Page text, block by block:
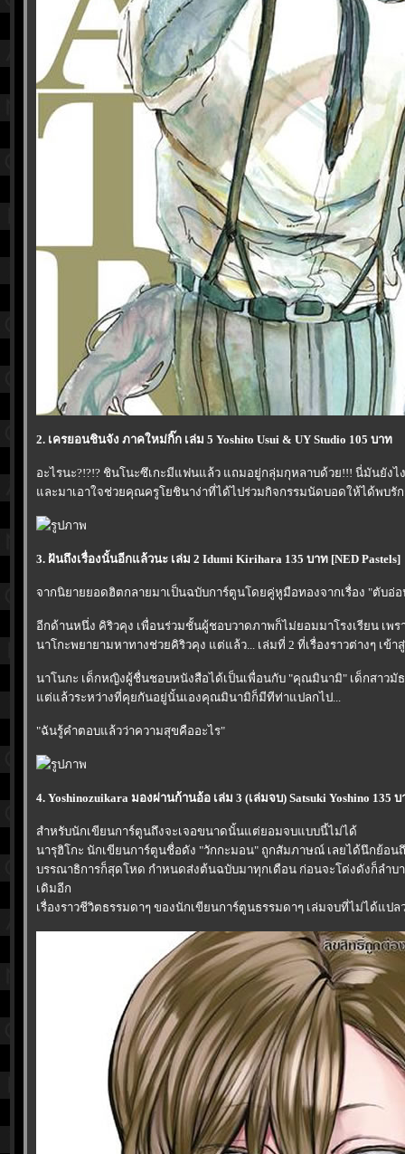
2. เครยอนชินจัง ภาคใหม่กิ๊ก เล่ม 5 Yoshito Usui & UY Studio 105 บาท
อะไรนะ?!?!? ชินโนะซึเกะมีแฟนแล้ว แถมอยู่กลุ่มกุหลาบด้วย!!! นี่มันยังไ
ละมาเอาใจช่วยคุณครูโยชินาง่าที่ได้ไปร่วมกิจกรรมนัดบอดให้ได้พบรั
3. ฝันถึงเรื่องนั้นอีกแล้วนะ เล่ม 2 Idumi Kirihara 135 บาท [NED Pastels]
จากนิยายยอดฮิตกลายมาเป็นฉบับการ์ตูนโดยคู่หูมือทองจากเรื่อง "ตับอ่
อีกด้านหนึ่ง คิริวคุง เพื่อนร่วมชั้นผู้ชอบวาดภาพก็ไม่ยอมมาโรงเรียน เพ
นาโกะพยายามหาทางช่วยคิริวคุง แต่แล้ว... เล่มที่ 2 ที่เรื่องราวต่างๆ เข้
นาโนกะ เด็กหญิงผู้ชื่นชอบหนังสือได้เป็นเพื่อนกับ "คุณมินามิ" เด็กสาว
ต่แล้วระหว่างที่คุยกันอยู่นั้นเองคุณมินามิก็มีทีท่าแปลกไป...
"ฉันรู้คำตอบแล้วว่าความสุขคืออะไร"
4. Yoshinozuikara มองผ่านก้านอ้อ เล่ม 3 (เล่มจบ) Satsuki Yoshino 135 บ
สำหรับนักเขียนการ์ตูนถึงจะเจอขนาดนั้นแต่ยอมจบแบบนี้ไม่ได้
นารุฮิโกะ นักเขียนการ์ตูนชื่อดัง "วักกะมอน" ถูกสัมภาษณ์ เลยได้นึกย้อน
บรรณาธิการก็สุดโหด กำหนดส่งต้นฉบับมาทุกเดือน ก่อนจะโด่งดังก็ลำบ
เดิมอีก
เรื่องราวชีวิตธรรมดาๆ ของนักเขียนการ์ตูนธรรมดาๆ เล่มจบที่ไม่ได้แปล